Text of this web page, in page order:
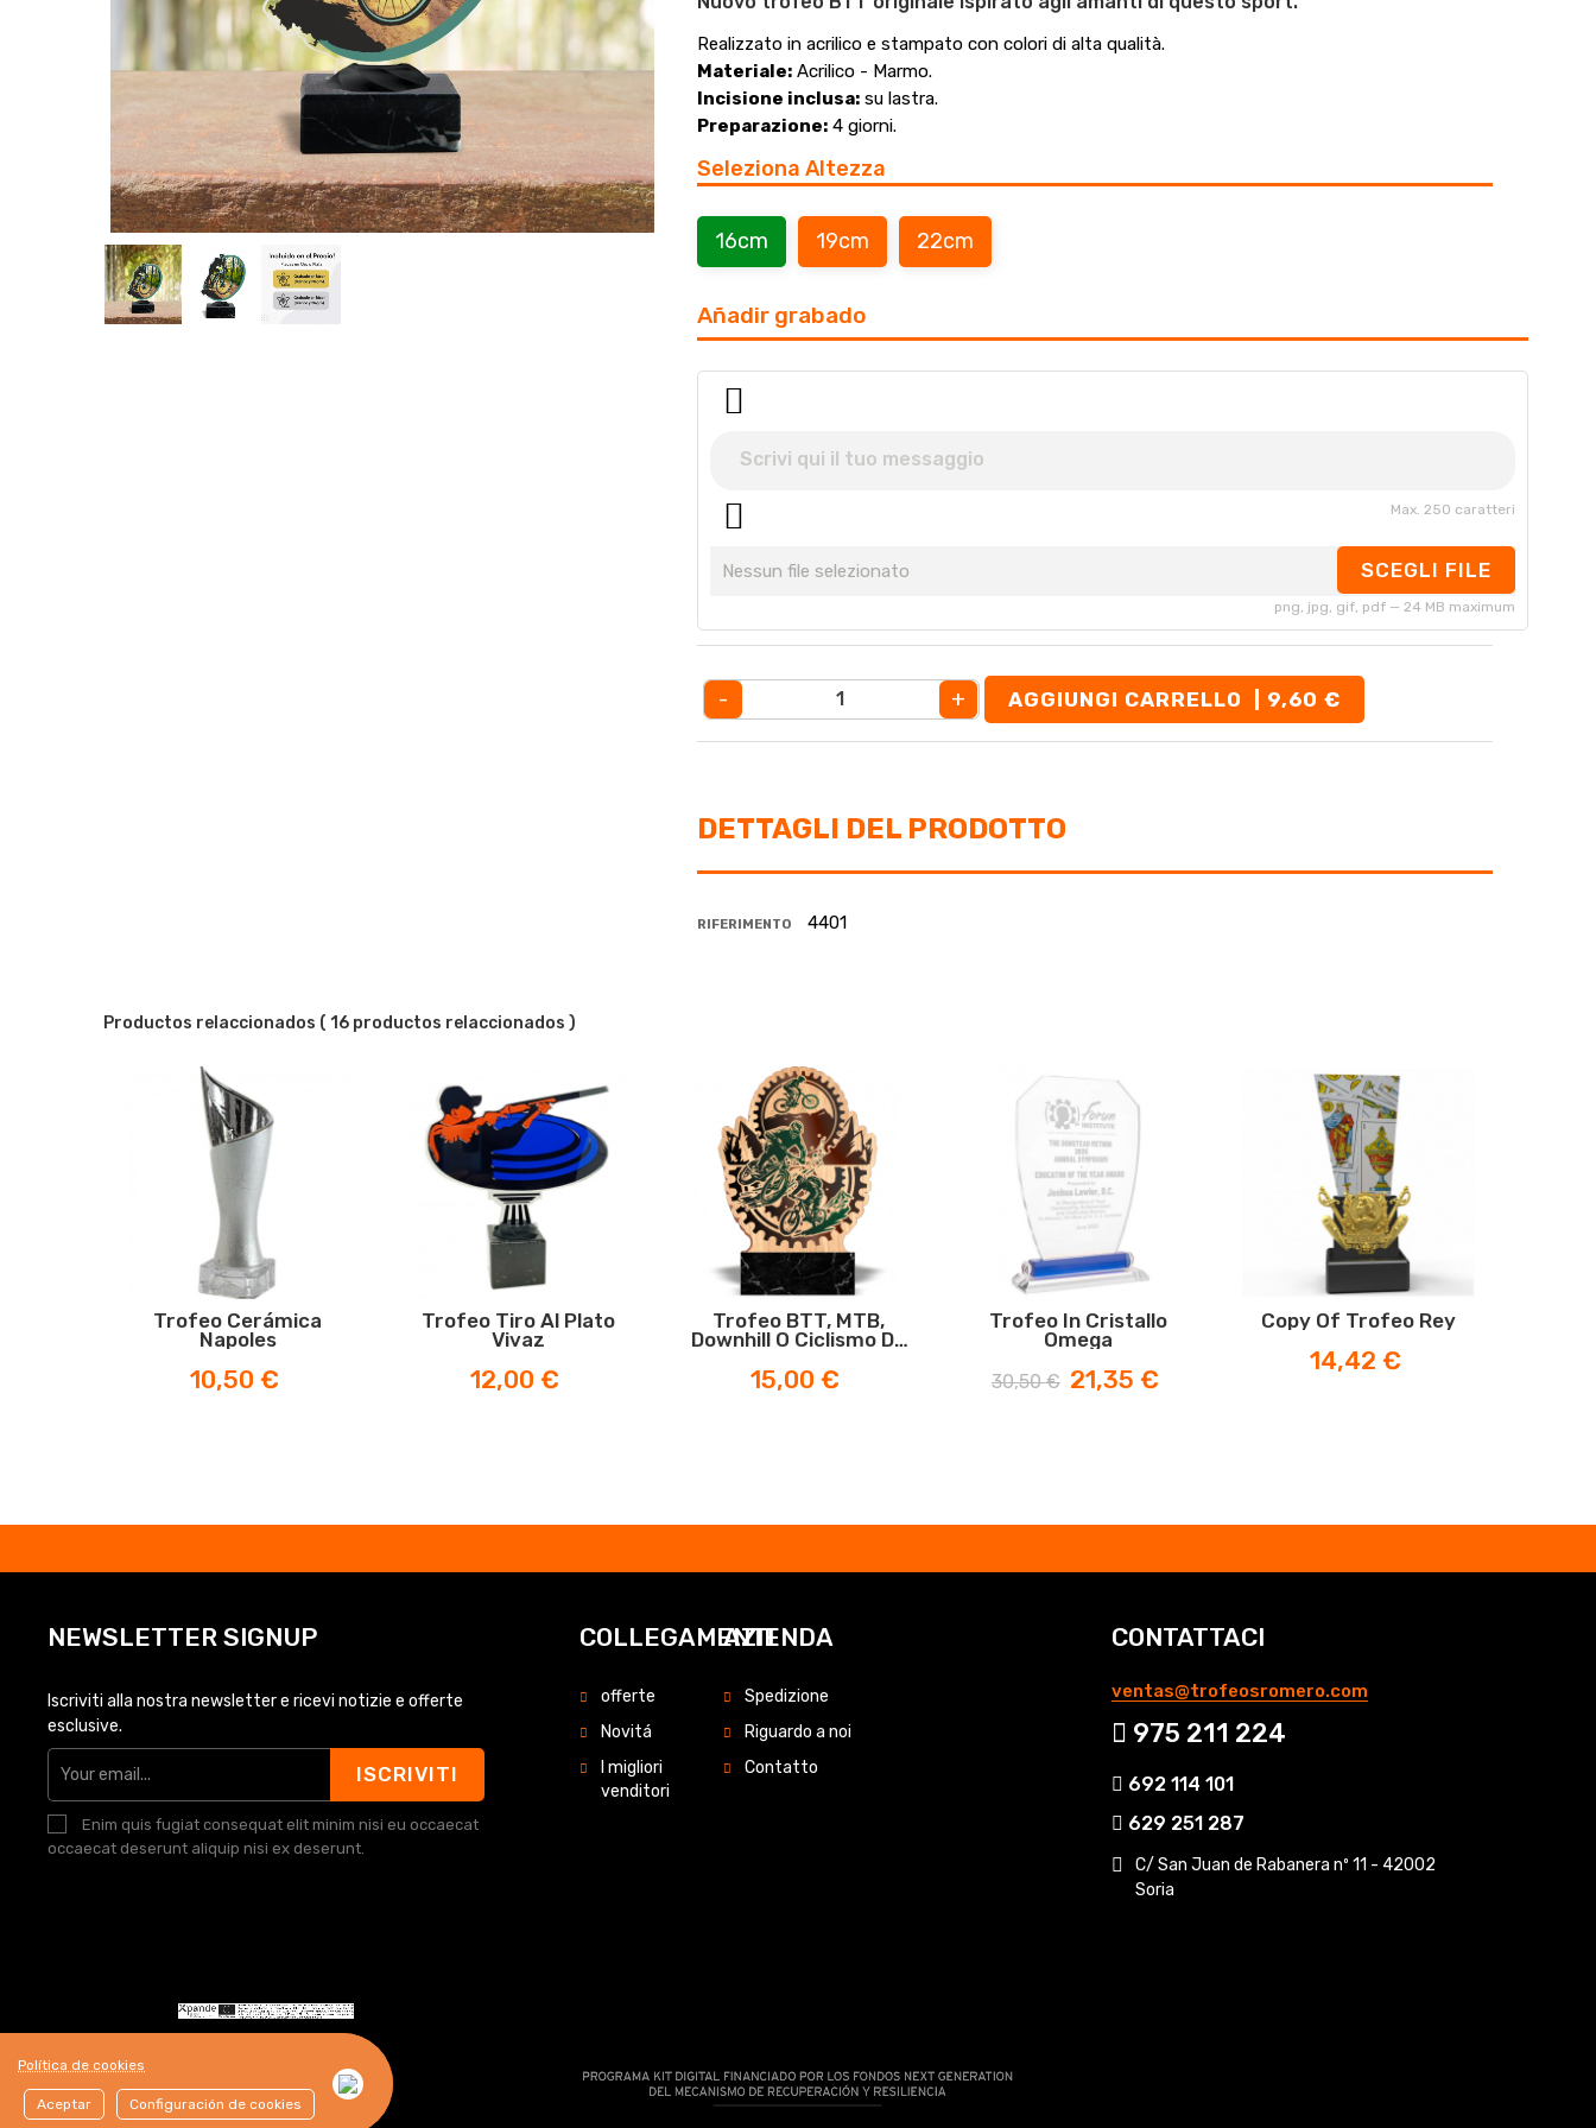
Política de cookies
Aceptar Configuración de cookies
Realizzato in acrilico e stampato con colori di alta qualità.
Materiale: Acrilico - Marmo.
Incisione inclusa: su lastra.
Preparazione: 4 giorni.
Seleziona Altezza
16cm 19cm 22cm
- + AGGIUNGI CARRELLO | 9,60 €
Añadir grabado
Max. 250 caratteri
Nessun file selezionato SCEGLI FILE
png, jpg, gif, pdf — 24 MB maximum
DETTAGLI DEL PRODOTTO
RIFERIMENTO 4401
Productos relaccionados ( 16 productos relaccionados )
Trofeo Cerámica
Napoles
Prezzo
10,50 €
Trofeo Tiro Al Plato
Vivaz
Prezzo
12,00 €
Trofeo BTT, MTB,
Downhill O Ciclismo De
Prezzo
15,00 €
Trofeo In Cristallo
Omega
Prezzo
30,50 € Prezzo
21,35 €
Copy Of Trofeo Rey
Prezzo
14,42 €
NEWSLETTER SIGNUP
Iscriviti alla nostra newsletter e ricevi notizie e offerte
esclusive.
ISCRIVITI
Enim quis fugiat consequat elit minim nisi eu occaecat
occaecat deserunt aliquip nisi ex deserunt.
COLLEGAMENTI
offerte
Novitá
I migliori
venditori
AZIENDA
Spedizione
Riguardo a noi
Contatto
CONTATTACI
ventas@trofeosromero.com
975 211 224
692 114 101
629 251 287
C/ San Juan de Rabanera nº 11 - 42002
Soria